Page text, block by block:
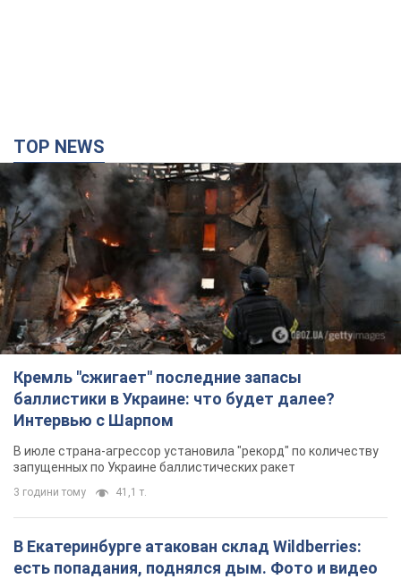
TOP NEWS
Кремль "сжигает" последние запасы
баллистики в Украине: что будет далее?
Интервью с Шарпом
В июле страна-агрессор установила "рекорд" по количеству
запущенных по Украине баллистических ракет
3 години тому 41,1 т.
В Екатеринбурге атакован склад Wildberries:
есть попадания, поднялся дым. Фото и видео